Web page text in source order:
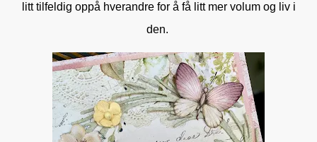
litt tilfeldig oppå hverandre for å få litt mer volum og liv i
den.